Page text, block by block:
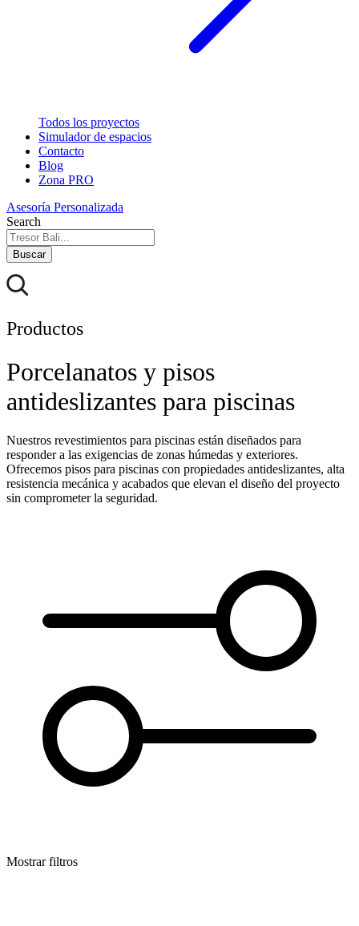
Todos los proyectos
Simulador de espacios
Contacto
Blog
Zona PRO
Asesoría Personalizada
Search
Buscar
Productos
Porcelanatos y pisos
antideslizantes para piscinas
Nuestros revestimientos para piscinas están diseñados para
responder a las exigencias de zonas húmedas y exteriores.
Ofrecemos pisos para piscinas con propiedades antideslizantes, alta
resistencia mecánica y acabados que elevan el diseño del proyecto
sin comprometer la seguridad.
Mostrar filtros